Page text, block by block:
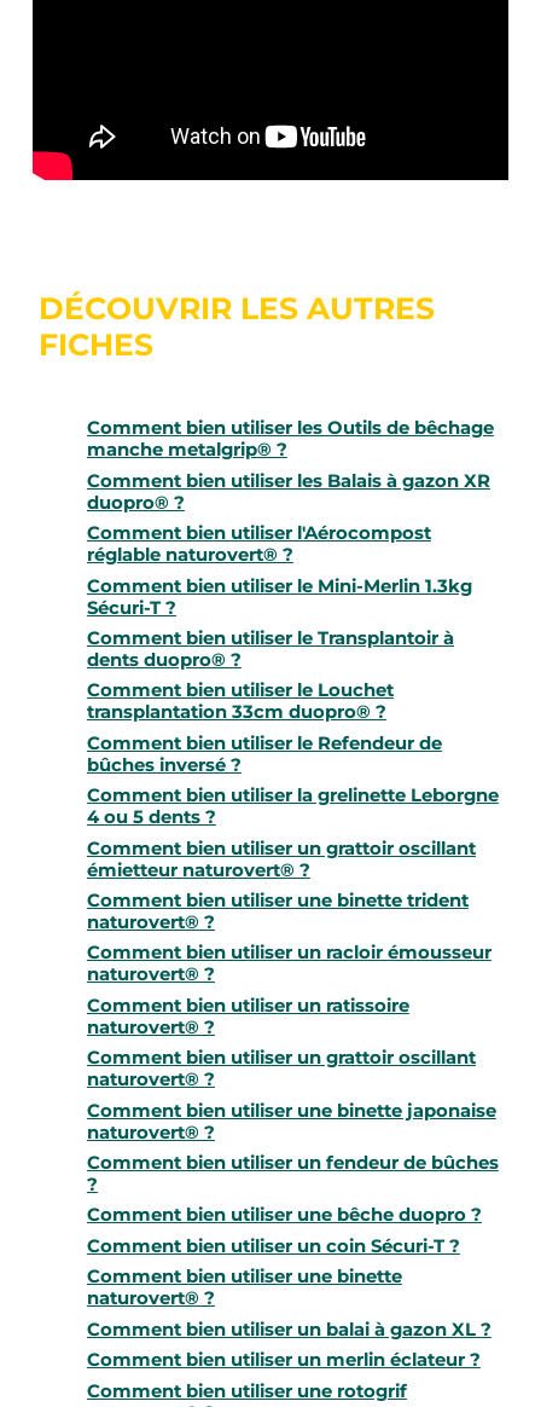
DÉCOUVRIR LES AUTRES
FICHES
Comment bien utiliser les Outils de bêchage
manche metalgrip® ?
Comment bien utiliser les Balais à gazon XR
duopro® ?
Comment bien utiliser l'Aérocompost
réglable naturovert® ?
Comment bien utiliser le Mini-Merlin 1.3kg
Sécuri-T ?
Comment bien utiliser le Transplantoir à
dents duopro® ?
Comment bien utiliser le Louchet
transplantation 33cm duopro® ?
Comment bien utiliser le Refendeur de
bûches inversé ?
Comment bien utiliser la grelinette Leborgne
4 ou 5 dents ?
Comment bien utiliser un grattoir oscillant
émietteur naturovert® ?
Comment bien utiliser une binette trident
naturovert® ?
Comment bien utiliser un racloir émousseur
naturovert® ?
Comment bien utiliser un ratissoire
naturovert® ?
Comment bien utiliser un grattoir oscillant
naturovert® ?
Comment bien utiliser une binette japonaise
naturovert® ?
Comment bien utiliser un fendeur de bûches
?
Comment bien utiliser une bêche duopro ?
Comment bien utiliser un coin Sécuri-T ?
Comment bien utiliser une binette
naturovert® ?
Comment bien utiliser un balai à gazon XL ?
Comment bien utiliser un merlin éclateur ?
Comment bien utiliser une rotogrif